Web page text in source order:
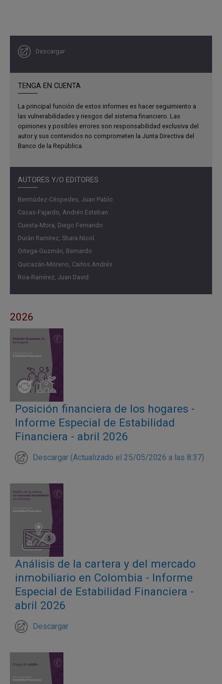
Descargar
TENGA EN CUENTA
La principal función de estos informes es hacer seguimiento a
las vulnerabilidades y riesgos del sistema financiero. Las
opiniones y posibles errores son responsabilidad exclusiva del
autor y sus contenidos no comprometen la Junta Directiva del
Banco de la República.
AUTORES Y/O EDITORES
Bermúdez-Céspedes, Juan Pablo
Casas-Fajardo, Andrés Esteban
Cuesta-Mora, Diego Fernando
Durán Ramírez, Shara Nicol
Ortega-Guzmán, Bernardo
Quicazán-Moreno, Carlos Andrés
Roa-Ramírez, Juan David
2026
Posición financiera de los hogares -
Informe Especial de Estabilidad
Financiera - abril 2026
Descargar (Actualizado el 25/05/2026 a las 8:37)
Análisis de la cartera y del mercado
inmobiliario en Colombia - Informe
Especial de Estabilidad Financiera -
abril 2026
Descargar